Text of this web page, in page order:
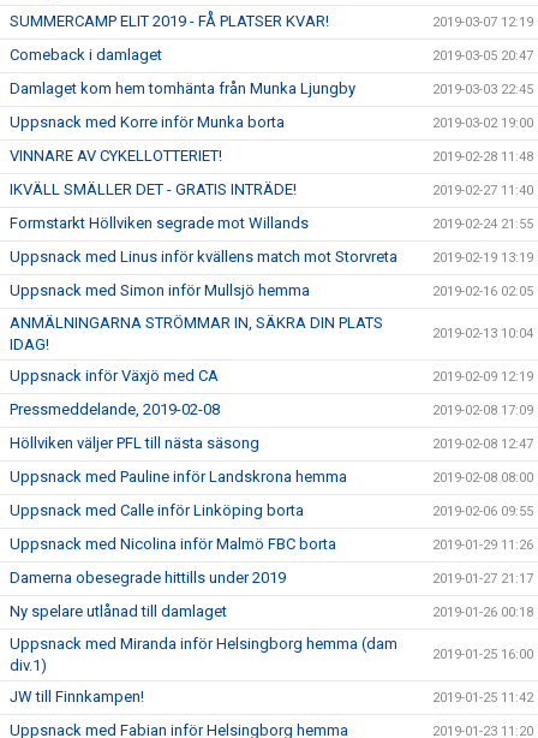
SUMMERCAMP ELIT 2019 - FÅ PLATSER KVAR! 2019-03-07 12:19
Comeback i damlaget 2019-03-05 20:47
Damlaget kom hem tomhänta från Munka Ljungby 2019-03-03 22:45
Uppsnack med Korre inför Munka borta 2019-03-02 19:00
VINNARE AV CYKELLOTTERIET! 2019-02-28 11:48
IKVÄLL SMÄLLER DET - GRATIS INTRÄDE! 2019-02-27 11:40
Formstarkt Höllviken segrade mot Willands 2019-02-24 21:55
Uppsnack med Linus inför kvällens match mot Storvreta 2019-02-19 13:19
Uppsnack med Simon inför Mullsjö hemma 2019-02-16 02:05
ANMÄLNINGARNA STRÖMMAR IN, SÄKRA DIN PLATS
IDAG!
2019-02-13 10:04
Uppsnack inför Växjö med CA 2019-02-09 12:19
Pressmeddelande, 2019-02-08 2019-02-08 17:09
Höllviken väljer PFL till nästa säsong 2019-02-08 12:47
Uppsnack med Pauline inför Landskrona hemma 2019-02-08 08:00
Uppsnack med Calle inför Linköping borta 2019-02-06 09:55
Uppsnack med Nicolina inför Malmö FBC borta 2019-01-29 11:26
Damerna obesegrade hittills under 2019 2019-01-27 21:17
Ny spelare utlånad till damlaget 2019-01-26 00:18
Uppsnack med Miranda inför Helsingborg hemma (dam
div.1)
2019-01-25 16:00
JW till Finnkampen! 2019-01-25 11:42
Uppsnack med Fabian inför Helsingborg hemma 2019-01-23 11:20